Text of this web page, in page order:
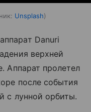
Unsplash
Danuri
верхней
Аппарат пролетел
после события
с лунной орбиты.